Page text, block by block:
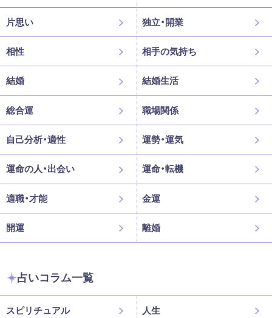
片思い 独立・開業
相性 相手の気持ち
結婚 結婚生活
総合運 職場関係
自己分析・適性 運勢・運気
運命の人・出会い 運命・転機
適職・才能 金運
開運 離婚
占いコラム一覧
スピリチュアル 人生